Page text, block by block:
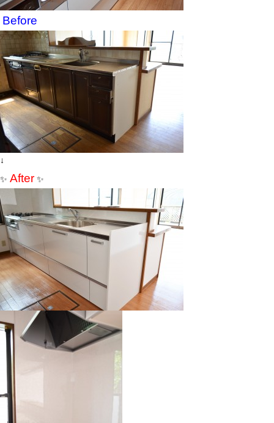
Before
↓
✨ After ✨